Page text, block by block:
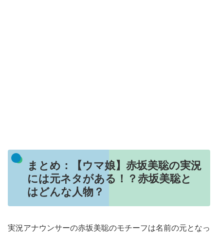
まとめ：【ウマ娘】赤坂美聡の実況
には元ネタがある！？赤坂美聡と
はどんな人物？
実況アナウンサーの赤坂美聡のモチーフは名前の元となっ